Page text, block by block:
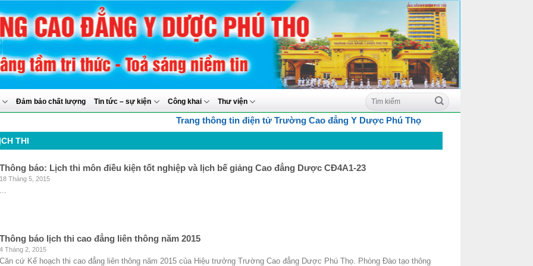
Đảm bảo chất lượng Tin tức – sự kiện Công khai Thư viện
Trang thông tin điện tử Trường Cao đẳng Y Dược Phú Thọ
THI
Thông báo: Lịch thi môn điều kiện tốt nghiệp và lịch bế giảng Cao đẳng Dược CĐ4A1-23
18 Tháng 5, 2015
...
Thông báo lịch thi cao đẳng liên thông năm 2015
4 Tháng 2, 2015
Căn cứ Kế hoạch thi cao đẳng liên thông năm 2015 của Hiệu trưởng Trường Cao đẳng Dược Phú Thọ. Phòng Đào tạo thông